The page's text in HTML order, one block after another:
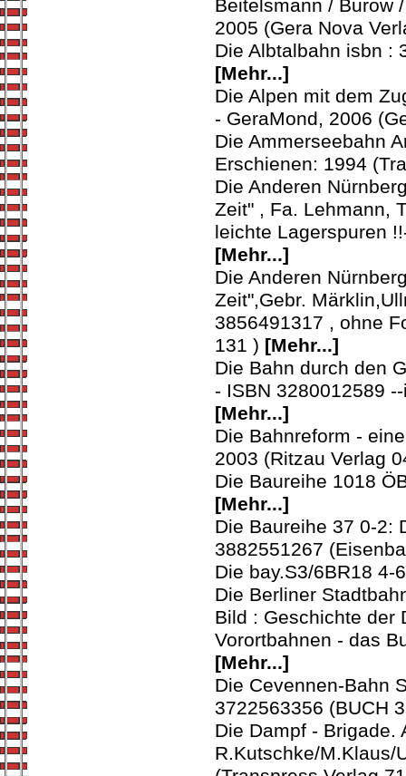
Beitelsmann / Burow
2005 (Gera Nova
Die Albtalbahn isbn :
[Mehr...]
Die Alpen mit dem
- GeraMond, 2006
Die Ammerseebahn
Erschienen: 1994
Die Anderen
Zeit" , Fa. Lehmann,
leichte Lagerspuren
[Mehr...]
Die Anderen
Zeit",Gebr.
3856491317 , ohne
131 ) [Mehr...]
Die Bahn durch den
- ISBN 3280012589
[Mehr...]
Die Bahnreform -
2003 (Ritzau Verlag
Die Baureihe 1018
[Mehr...]
Die Baureihe 37 0-2:
3882551267
Die bay.S3/6BR18
Die Berliner
Bild : Geschichte der
Vorortbahnen - das
[Mehr...]
Die Cevennen-Bahn
3722563356 (BUCH
Die Dampf - Brigade.
R.Kutschke/M.Klaus/